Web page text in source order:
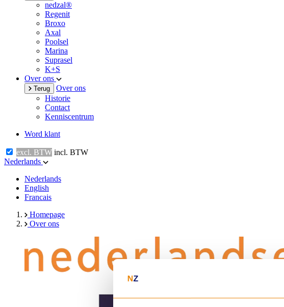
nedzal®
Regenit
Broxo
Axal
Poolsel
Marina
Suprasel
K+S
Over ons
Terug
Over ons
Historie
Contact
Kenniscentrum
Word klant
excl. BTW incl. BTW
Nederlands
Nederlands
English
Francais
Homepage
Over ons